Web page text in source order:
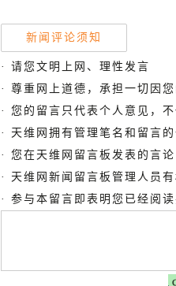
新闻评论须知
· 请您文明上网、理性发言
· 尊重网上道德，承担一切因
· 您的留言只代表个人意见，
· 天维网拥有管理笔名和留言的
· 您在天维网留言板发表的言
· 天维网新闻留言板管理人员
· 参与本留言即表明您已经阅